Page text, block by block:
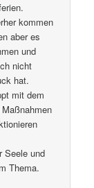
kommen
aber es
und
nicht
hat.
mit dem
Seele und
Thema.